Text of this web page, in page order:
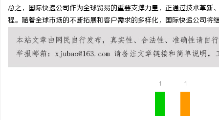
总之，国际快递公司作为全球贸易的重要支撑力量，正通过技术革
程。随着全球市场的不断拓展和客户需求的多样化，国际快递公司将
1 1
揭秘！专业充电桩项目